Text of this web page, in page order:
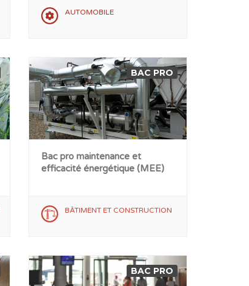
AUTOMOBILE
BAC PRO
Bac pro maintenance et
efficacité énergétique (MEE)
BÂTIMENT ET CONSTRUCTION
BAC PRO